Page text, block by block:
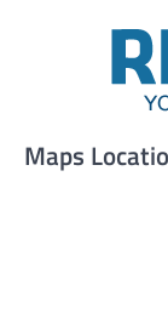
Maps